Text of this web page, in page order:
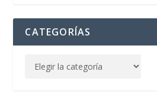
CATEGORÍAS